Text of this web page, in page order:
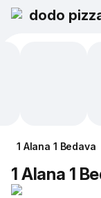
dodo
1 Alana 1 Bedava
1 Alana 1